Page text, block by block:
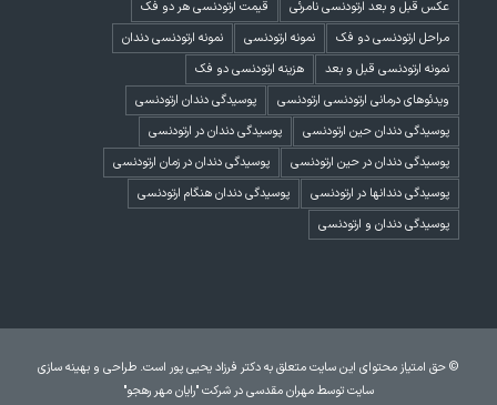
عکس قبل و بعد ارتودنسی نامرئی
قیمت ارتودنسی هر دو فک
مراحل ارتودنسی دو فک
نمونه ارتودنسی
نمونه ارتودنسی دندان
نمونه ارتودنسی قبل و بعد
هزینه ارتودنسی دو فک
ویدئوهای درمانی ارتودنسی ارتودنسی
پوسیدگی دندان ارتودنسی
پوسیدگی دندان حین ارتودنسی
پوسیدگی دندان در ارتودنسی
پوسیدگی دندان در حین ارتودنسی
پوسیدگی دندان در زمان ارتودنسی
پوسیدگی دندانها در ارتودنسی
پوسیدگی دندان هنگام ارتودنسی
پوسیدگی دندان و ارتودنسی
© حق امتیاز محتوای این سایت متعلق به دکتر فرزاد یحیی پور است. طراحی و بهینه سازی
سایت توسطمهران مقدسیدر شرکت"رایان مهر رهجو"